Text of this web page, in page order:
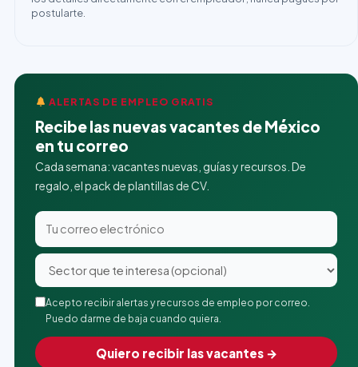
postularte.
ALERTAS DE EMPLEO GRATIS
Recibe las nuevas vacantes de México
en tu correo
Cada semana: vacantes nuevas, guías y recursos. De
regalo, el pack de plantillas de CV.
Acepto recibir alertas y recursos de empleo por correo.
Puedo darme de baja cuando quiera.
Quiero recibir las vacantes →